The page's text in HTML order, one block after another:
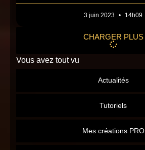
Actualités
Tutoriels
Mes créations PRO
3 juin 2023 14h09
CHARGER PLUS
Vous avez tout vu